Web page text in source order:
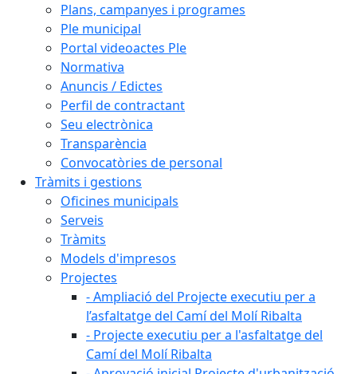
Plans, campanyes i programes
Ple municipal
Portal videoactes Ple
Normativa
Anuncis / Edictes
Perfil de contractant
Seu electrònica
Transparència
Convocatòries de personal
Tràmits i gestions
Oficines municipals
Serveis
Tràmits
Models d'impresos
Projectes
- Ampliació del Projecte executiu per a
l’asfaltatge del Camí del Molí Ribalta
- Projecte executiu per a l'asfaltatge del
Camí del Molí Ribalta